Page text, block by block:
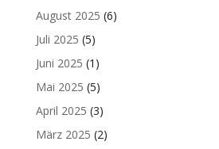
August 2025 (6)
Juli 2025 (5)
Juni 2025 (1)
Mai 2025 (5)
April 2025 (3)
März 2025 (2)